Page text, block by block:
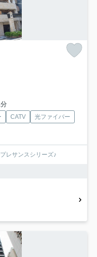
CATV
光ファイバー
レサンスシリーズ♪